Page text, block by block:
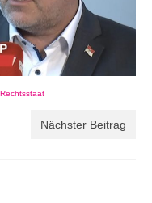
Rechtsstaat
Nächster Beitrag